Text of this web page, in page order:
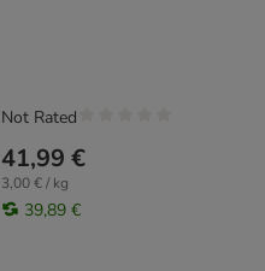
41,99 €
3,00 € / kg
39,89 €
Not Rated